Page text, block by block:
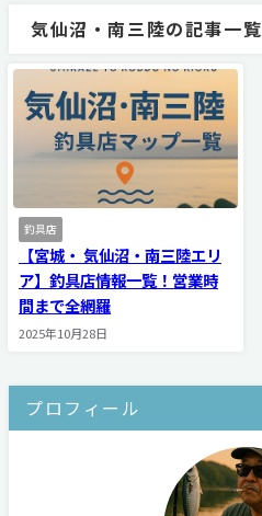
気仙沼・南三陸の記事一覧
釣具店
【宮城・ 気仙沼・南三陸エリ
ア】釣具店情報一覧！営業時
間まで全網羅
2025年10月28日
プロフィール